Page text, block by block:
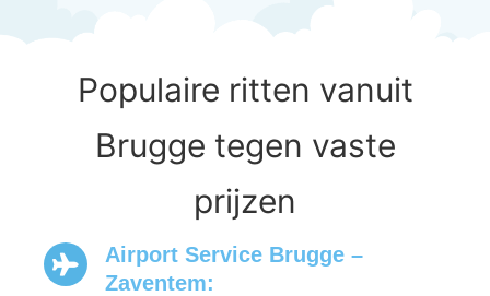
Populaire ritten vanuit
Brugge tegen vaste
prijzen
Airport Service Brugge –
Zaventem: